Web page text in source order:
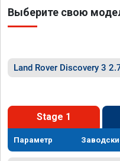
Выберите свою
Land Rover Discovery 3
Stage 1
Параметр